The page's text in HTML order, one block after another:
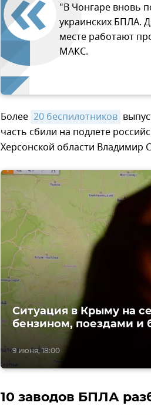
"В Чонгаре вновь
украинских БПЛА.
месте работают
МАКС.
Более 20 беспилотников
часть сбили на подлете
Херсонской области Владимир
9 июня, 18:00
Ситуация в Крыму на
бензином, поездами и
10 заводов БПЛА